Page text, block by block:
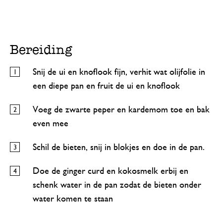
Bereiding
Snij de ui en knoflook fijn, verhit wat olijfolie in
een diepe pan en fruit de ui en knoflook
Voeg de zwarte peper en kardemom toe en bak
even mee
Schil de bieten, snij in blokjes en doe in de pan.
Doe de ginger curd en kokosmelk erbij en
schenk water in de pan zodat de bieten onder
water komen te staan